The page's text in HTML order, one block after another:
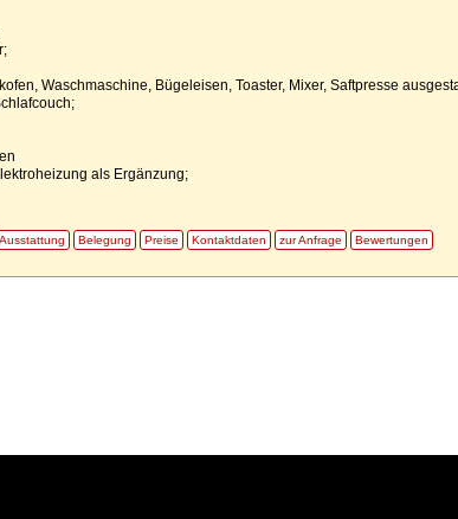
Waschmaschine, Bügeleisen, Toaster, Mixer, Saftpresse
als Ergänzung;
Ausstattung Belegung Preise Kontaktdaten zur Anfrage Bewertungen